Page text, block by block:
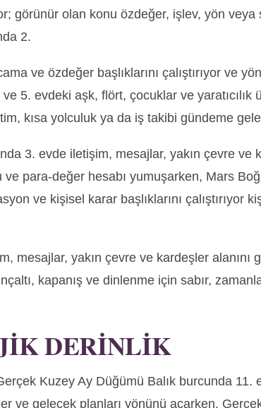
görünür olan konu özdeğer, işlev, yön
2.
ve özdeğer başlıklarını çalıştırıyor ve
5. evdeki aşk, flört, çocuklar ve yaratıcılık
kısa yolculuk ya da iş takibi gündeme
3. evde iletişim, mesajlar, yakın çevre ve
ve para-değer hesabı yumuşarken, Mars
ve kişisel karar başlıklarını çalıştırıyor
mesajlar, yakın çevre ve kardeşler alanını
kapanış ve dinlenme için sabır,
DERINLIK
Kuzey Ay Düğümü Balık burcunda 11.
ve gelecek planları yönünü açarken,